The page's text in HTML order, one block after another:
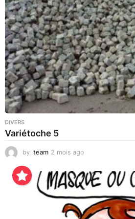
o
DIVERS
Variétoche 5
by team 2 mois ago
e
m
a
i
n
e